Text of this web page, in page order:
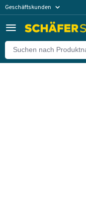
Geschäftskunden
Zurück